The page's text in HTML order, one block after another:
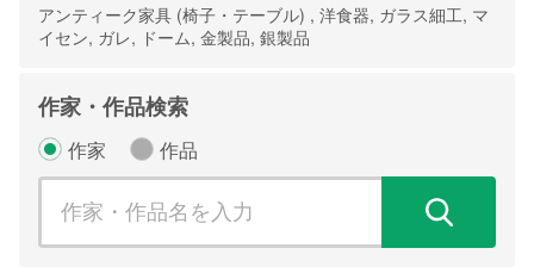
アンティーク家具 (椅子・テーブル) , 洋食器, ガラス細工, マ
イセン, ガレ, ドーム, 金製品, 銀製品
作家・作品検索
作家 作品